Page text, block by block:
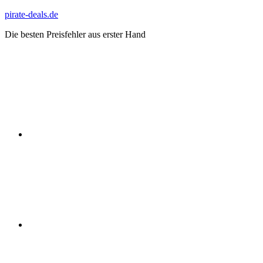
Zum
springen
pirate-deals.de
Die besten Preisfehler aus erster Hand